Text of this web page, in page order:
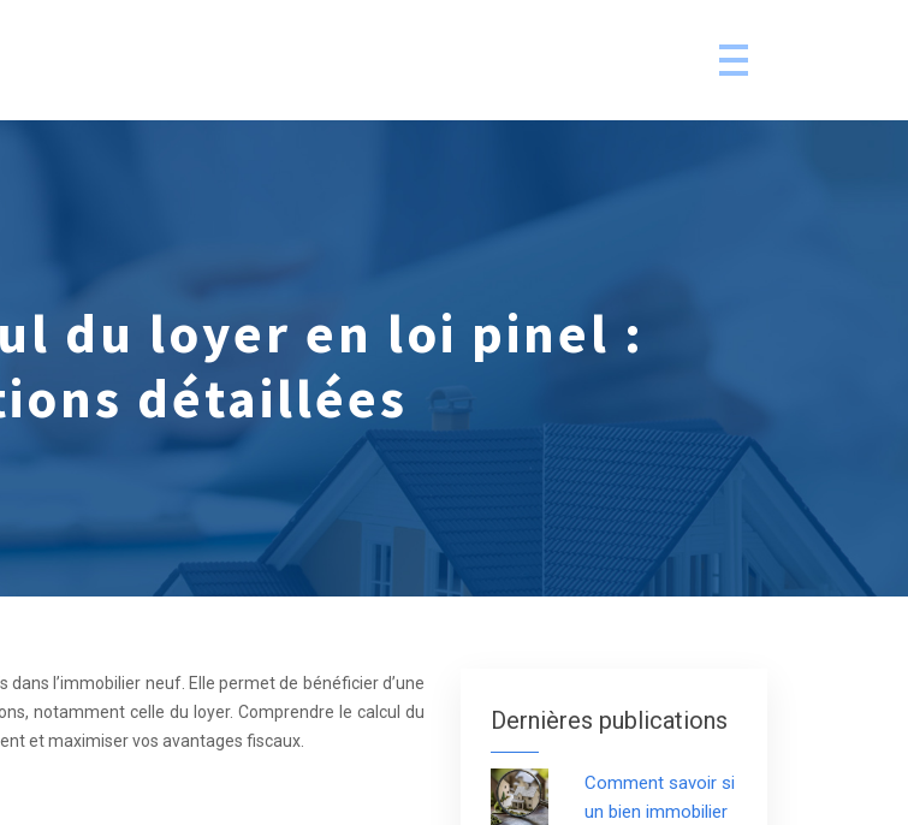
du loyer en loi pinel :
détaillées
l’immobilier neuf. Elle permet de bénéficier d’une
notamment celle du loyer. Comprendre le calcul du
et maximiser vos avantages fiscaux.
Dernières publications
Comment savoir si
un bien immobilier